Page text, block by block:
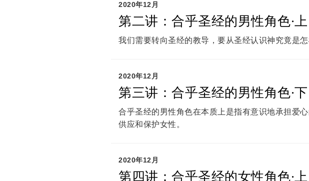
2020年12月
第二讲：合乎圣经的男性角色·上
我们需要转向圣经的教导，要从圣经认识神究竟是怎
2020年12月
第三讲：合乎圣经的男性角色·下
合乎圣经的男性角色在本质上是指有意识地承担爱
供应和保护女性。
2020年12月
第四讲：合乎圣经的女性角色·上